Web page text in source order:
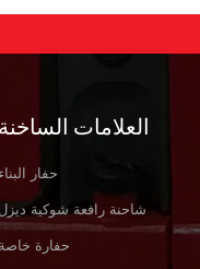
العلامات الساخنة
حفار البناء
شاحنة رافعة شوكية ديزل
حفارة خاصة